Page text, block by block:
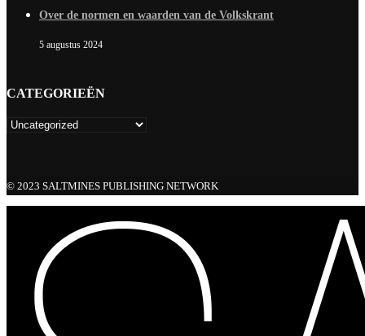
Over de normen en waarden van de Volkskrant
5 augustus 2024
CATEGORIEËN
© 2023 SALTMINES PUBLISHING NETWORK